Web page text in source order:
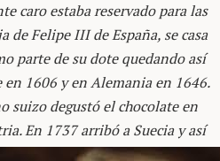
caro estaba reservado para las
Felipe III de España, se casa
parte de su dote quedando así
1606 y en Alemania en 1646.
suizo degustó el chocolate en
En 1737 arribó a Suecia y así